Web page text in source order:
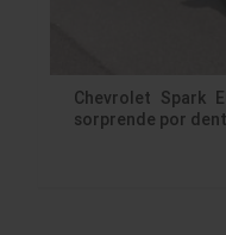
Chevrolet Spark
sorprende por